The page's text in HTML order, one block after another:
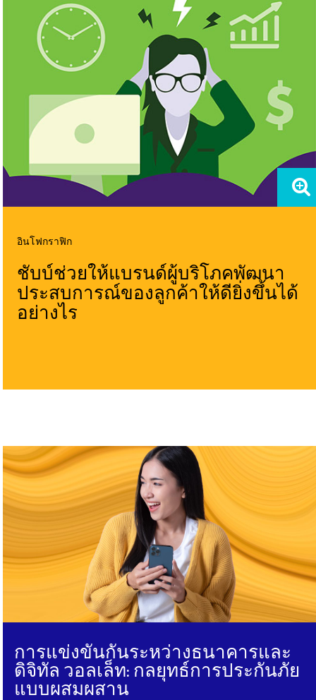
อินโฟกราฟิก
ชับบ์ช่วยให้แบรนด์ผู้บริโภคพัฒนา
ประสบการณ์ของลูกค้าให้ดียิ่งขึ้นได้
อย่างไร
การแข่งขันกันระหว่างธนาคารและ
ดิจิทัล วอลเล็ท: กลยุทธ์การประกันภัย
แบบผสมผสาน